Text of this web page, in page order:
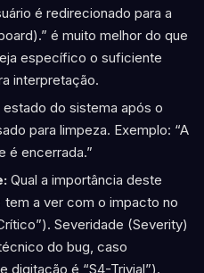
é redirecionado para a
é muito melhor do que
específico o suficiente
interpretação.
do sistema após o
para limpeza. Exemplo: “A
é encerrada.”
Qual a importância deste
a ver com o impacto no
Severidade (Severity)
do bug, caso
digitação é “S4-Trivial”).